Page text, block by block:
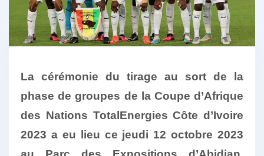
La cérémonie du tirage au sort de la
phase de groupes de la Coupe d’Afrique
des Nations TotalEnergies Côte d’Ivoire
2023 a eu lieu ce jeudi 12 octobre 2023